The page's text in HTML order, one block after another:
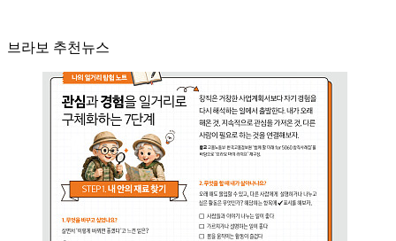
브라보 추천뉴스